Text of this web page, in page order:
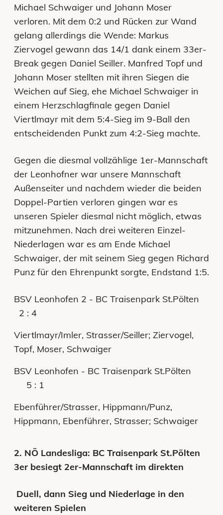
Michael Schwaiger und Johann Moser
verloren. Mit dem 0:2 und Rücken zur Wand
gelang allerdings die Wende: Markus
Ziervogel gewann das 14/1 dank einem 33er-
Break gegen Daniel Seiller. Manfred Topf und
Johann Moser stellten mit ihren Siegen die
Weichen auf Sieg, ehe Michael Schwaiger in
einem Herzschlagfinale gegen Daniel
Viertlmayr mit dem 5:4-Sieg im 9-Ball den
entscheidenden Punkt zum 4:2-Sieg machte.
Gegen die diesmal vollzählige 1er-Mannschaft
der Leonhofner war unsere Mannschaft
Außenseiter und nachdem wieder die beiden
Doppel-Partien verloren gingen war es
unseren Spieler diesmal nicht möglich, etwas
mitzunehmen. Nach drei weiteren Einzel-
Niederlagen war es am Ende Michael
Schwaiger, der mit seinem Sieg gegen Richard
Punz für den Ehrenpunkt sorgte, Endstand 1:5.
BSV Leonhofen 2 - BC Traisenpark St.Pölten
2 : 4
Viertlmayr/Imler, Strasser/Seiller; Ziervogel,
Topf, Moser, Schwaiger
BSV Leonhofen - BC Traisenpark St.Pölten
5 : 1
Ebenführer/Strasser, Hippmann/Punz,
Hippmann, Ebenführer, Strasser; Schwaiger
2. NÖ Landesliga: BC Traisenpark St.Pölten
3er besiegt 2er-Mannschaft im direkten
Duell, dann Sieg und Niederlage in den
weiteren Spielen